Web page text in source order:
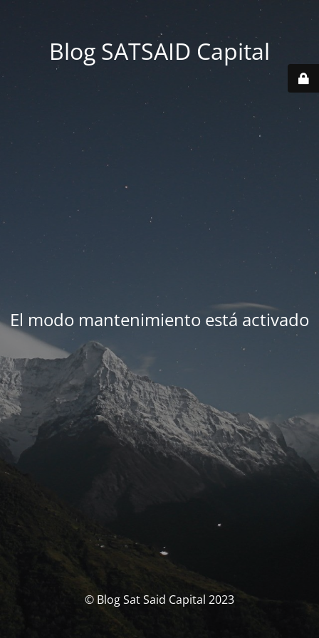
Blog SATSAID Capital
El modo mantenimiento está activado
© Blog Sat Said Capital 2023